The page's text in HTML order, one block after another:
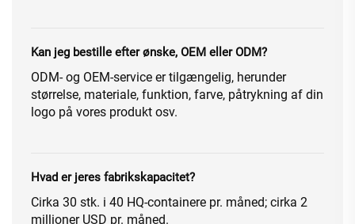
Kan jeg bestille efter ønske, OEM eller ODM?
ODM- og OEM-service er tilgængelig, herunder
størrelse, materiale, funktion, farve, påtrykning af din
logo på vores produkt osv.
Hvad er jeres fabrikskapacitet?
Cirka 30 stk. i 40 HQ-containere pr. måned; cirka 2
millioner USD pr. måned.